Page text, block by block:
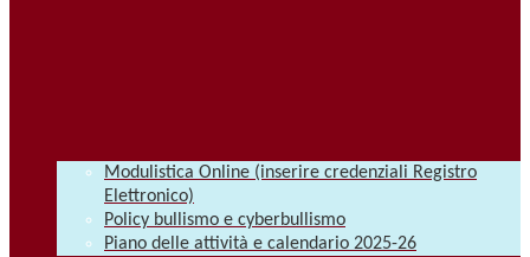
Modulistica Online (inserire credenziali Registro
Elettronico)
Policy bullismo e cyberbullismo
Piano delle attività e calendario 2025-26